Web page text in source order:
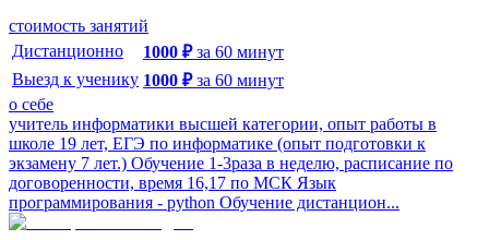
стоимость занятий
Дистанционно
1000 ₽ за 60 минут
Выезд к ученику 1000 ₽ за 60 минут
о себе
учитель информатики высшей категории, опыт работы в
школе 19 лет, ЕГЭ по информатике (опыт подготовки к
экзамену 7 лет.) Обучение 1-3раза в неделю, расписание по
договоренности, время 16,17 по МСК Язык
программирования - python Обучение дистанцион...